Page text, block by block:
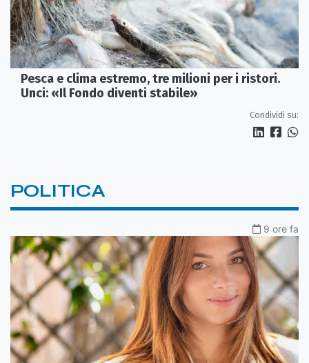
Pesca e clima estremo, tre milioni per i ristori.
Unci: «Il Fondo diventi stabile»
Condividi su:
POLITICA
9 ore fa